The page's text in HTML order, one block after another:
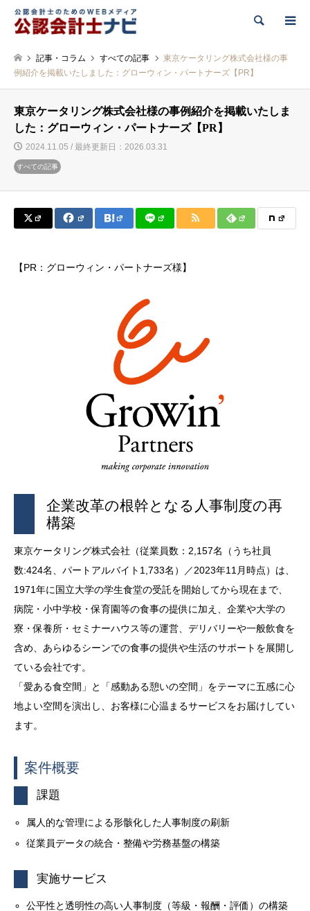
検索
記事・コラム すべての記事
東京ケータリング株式会社様の事
例紹介を掲載いたしました：グローウィン・パートナーズ【PR】
東京ケータリング株式会社様の事例紹介を掲載いたしま
した：グローウィン・パートナーズ【PR】
2024.11.05 / 最終更新日：2026.03.31
すべての記事
【PR：グローウィン・パートナーズ様】
企業改革の根幹となる人事制度の再
構築
東京ケータリング株式会社（従業員数：2,157名（うち社員
数:424名、パートアルバイト1,733名）／2023年11月時点）は、
1971年に国立大学の学生食堂の受託を開始してから現在まで、
病院・小中学校・保育園等の食事の提供に加え、企業や大学の
寮・保養所・セミナーハウス等の運営、デリバリーや一般飲食を
含め、あらゆるシーンでの食事の提供や生活のサポートを展開し
ている会社です。
「愛ある食空間」と「感動ある憩いの空間」をテーマに五感に心
地よい空間を演出し、お客様に心温まるサービスをお届けしてい
ます。
案件概要
課題
属人的な管理による形骸化した人事制度の刷新
従業員データの統合・整備や労務基盤の構築
実施サービス
公平性と透明性の高い人事制度（等級・報酬・評価）の構築